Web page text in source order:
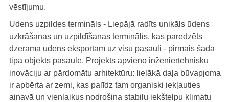
vēstījumu.
Ūdens uzpildes termināls - Liepājā radīts unikāls ūdens
uzkrāšanas un uzpildīšanas terminālis, kas paredzēts
dzeramā ūdens eksportam uz visu pasauli - pirmais šāda
tipa objekts pasaulē. Projekts apvieno inženiertehnisku
inovāciju ar pārdomātu arhitektūru: lielākā daļa būvapjoma
ir apbērta ar zemi, kas palīdz tam organiski iekļauties
ainavā un vienlaikus nodrošina stabilu iekštelpu klimatu